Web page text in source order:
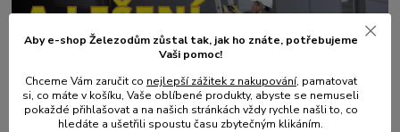
08. 2026
Aby e-shop Železodům zůstal tak, jak ho znáte, potřebujeme
Vaši pomoc!
Chceme Vám zaručit co nejlepší zážitek z nakupování, pamatovat
si, co máte v košíku, Vaše oblíbené produkty, abyste se nemuseli
pokaždé přihlašovat a na našich stránkách vždy rychle našli to, co
hledáte a ušetřili spoustu času zbytečným klikáním.